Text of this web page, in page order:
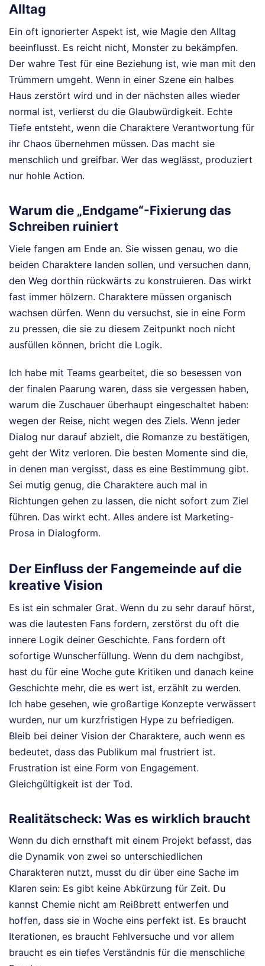
Alltag
Ein oft ignorierter Aspekt ist, wie Magie den Alltag
beeinflusst. Es reicht nicht, Monster zu bekämpfen.
Der wahre Test für eine Beziehung ist, wie man mit den
Trümmern umgeht. Wenn in einer Szene ein halbes
Haus zerstört wird und in der nächsten alles wieder
normal ist, verlierst du die Glaubwürdigkeit. Echte
Tiefe entsteht, wenn die Charaktere Verantwortung für
ihr Chaos übernehmen müssen. Das macht sie
menschlich und greifbar. Wer das weglässt, produziert
nur hohle Action.
Warum die „Endgame“-Fixierung das
Schreiben ruiniert
Viele fangen am Ende an. Sie wissen genau, wo die
beiden Charaktere landen sollen, und versuchen dann,
den Weg dorthin rückwärts zu konstruieren. Das wirkt
fast immer hölzern. Charaktere müssen organisch
wachsen dürfen. Wenn du versuchst, sie in eine Form
zu pressen, die sie zu diesem Zeitpunkt noch nicht
ausfüllen können, bricht die Logik.
Ich habe mit Teams gearbeitet, die so besessen von
der finalen Paarung waren, dass sie vergessen haben,
warum die Zuschauer überhaupt eingeschaltet haben:
wegen der Reise, nicht wegen des Ziels. Wenn jeder
Dialog nur darauf abzielt, die Romanze zu bestätigen,
geht der Witz verloren. Die besten Momente sind die,
in denen man vergisst, dass es eine Bestimmung gibt.
Sei mutig genug, die Charaktere auch mal in
Richtungen gehen zu lassen, die nicht sofort zum Ziel
führen. Das wirkt echt. Alles andere ist Marketing-
Prosa in Dialogform.
Der Einfluss der Fangemeinde auf die
kreative Vision
Es ist ein schmaler Grat. Wenn du zu sehr darauf hörst,
was die lautesten Fans fordern, zerstörst du oft die
innere Logik deiner Geschichte. Fans fordern oft
sofortige Wunscherfüllung. Wenn du dem nachgibst,
hast du für eine Woche gute Kritiken und danach keine
Geschichte mehr, die es wert ist, erzählt zu werden.
Ich habe gesehen, wie großartige Konzepte verwässert
wurden, nur um kurzfristigen Hype zu befriedigen.
Bleib bei deiner Vision der Charaktere, auch wenn es
bedeutet, dass das Publikum mal frustriert ist.
Frustration ist eine Form von Engagement.
Gleichgültigkeit ist der Tod.
Realitätscheck: Was es wirklich braucht
Wenn du dich ernsthaft mit einem Projekt befasst, das
die Dynamik von zwei so unterschiedlichen
Charakteren nutzt, musst du dir über eine Sache im
Klaren sein: Es gibt keine Abkürzung für Zeit. Du
kannst Chemie nicht am Reißbrett entwerfen und
hoffen, dass sie in Woche eins perfekt ist. Es braucht
Iterationen, es braucht Fehlversuche und vor allem
braucht es ein tiefes Verständnis für die menschliche